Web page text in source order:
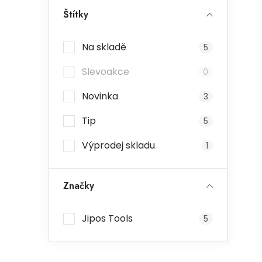
Štítky
Na skladě 5
Slevoakce 0
Novinka 3
Tip 5
Výprodej skladu 1
Značky
Jipos Tools 5